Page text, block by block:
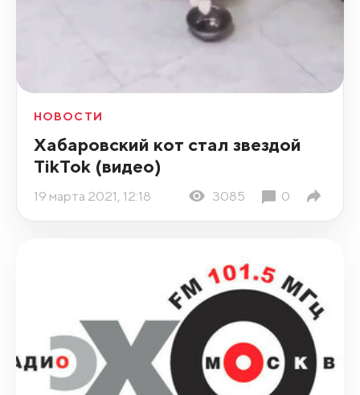
НОВОСТИ
Хабаровский кот стал звездой
TikTok (видео)
19 марта 2021, 12:18 3085 0